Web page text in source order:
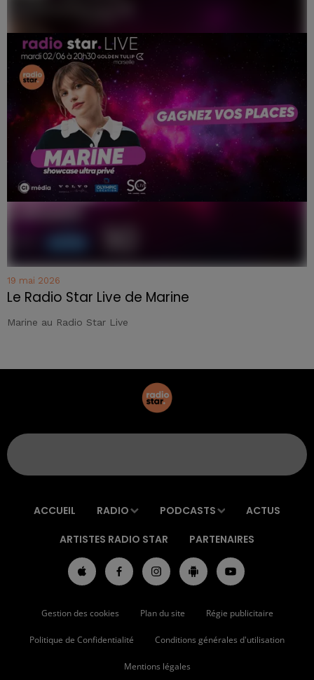
19 mai 2026
Le Radio Star Live de Marine
Marine au Radio Star Live
ACCUEIL RADIO PODCASTS ACTUS
ARTISTES RADIO STAR PARTENAIRES
Gestion des cookies Plan du site Régie publicitaire
Politique de Confidentialité Conditions générales d'utilisation
Mentions légales